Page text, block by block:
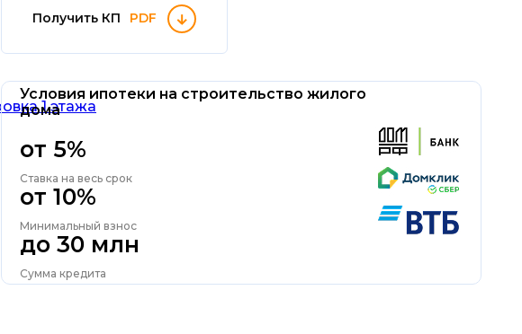
Получить КП PDF
Условия ипотеки на строительство жилого
дома
от 5%
Ставка на весь срок
от 10%
Минимальный взнос
до 30 млн
Сумма кредита